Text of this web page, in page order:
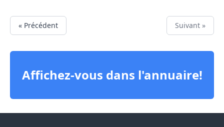
« Précédent Suivant »
Affichez-vous dans l'annuaire!